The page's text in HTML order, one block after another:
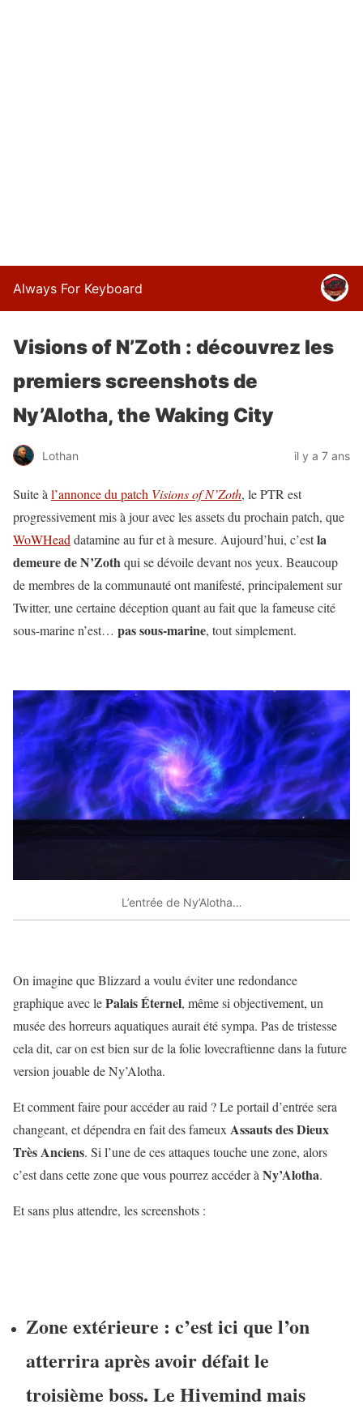
Always For Keyboard
Visions of N’Zoth : découvrez les
premiers screenshots de
Ny’Alotha, the Waking City
Lothan il y a 7 ans
Suite à l’annonce du patch Visions of N’Zoth, le PTR est
progressivement mis à jour avec les assets du prochain patch, que
WoWHead datamine au fur et à mesure. Aujourd’hui, c’estla
demeure de N’Zothqui se dévoile devant nos yeux. Beaucoup
de membres de la communauté ont manifesté, principalement sur
Twitter, une certaine déception quant au fait que la fameuse cité
sous-marine n’est… pas sous-marine, tout simplement.
L’entrée de Ny’Alotha…
On imagine que Blizzard a voulu éviter une redondance
graphique avec lePalais Éternel, même si objectivement, un
musée des horreurs aquatiques aurait été sympa. Pas de tristesse
cela dit, car on est bien sur de la folie lovecraftienne dans la future
version jouable de Ny’Alotha.
Et comment faire pour accéder au raid ? Le portail d’entrée sera
changeant, et dépendra en fait des fameux Assauts des Dieux
Très Anciens. Si l’une de ces attaques touche une zone, alors
c’est dans cette zone que vous pourrez accéder à Ny’Alotha.
Et sans plus attendre, les screenshots :
Zone extérieure : c’est ici que l’on
atterrira après avoir défait le
troisième boss. Le Hivemind mais